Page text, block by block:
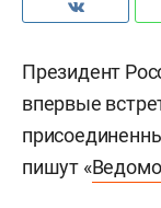
Президент
впервые
пишут «